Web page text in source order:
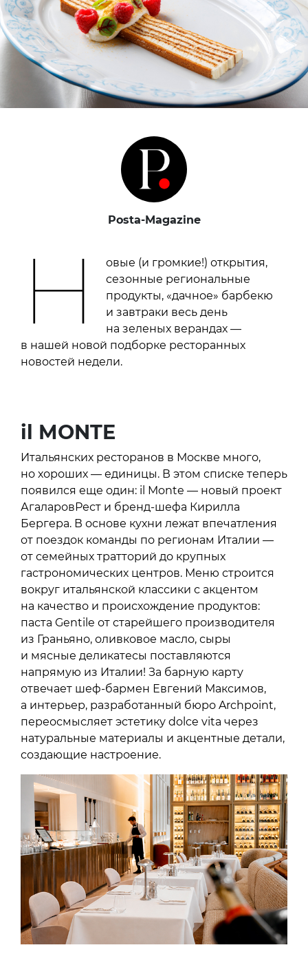
Posta-Magazine
Н
овые (и громкие!) открытия,
сезонные региональные
продукты, «дачное» барбекю
и завтраки весь день
на зеленых верандах —
в нашей новой подборке ресторанных
новостей недели.
il MONTE
Итальянских ресторанов в Москве много,
но хороших — единицы. В этом списке теперь
появился еще один: il Monte — новый проект
АгаларовРест и бренд-шефа Кирилла
Бергера. В основе кухни лежат впечатления
от поездок команды по регионам Италии —
от семейных тратторий до крупных
гастрономических центров. Меню строится
вокруг итальянской классики с акцентом
на качество и происхождение продуктов:
паста Gentile от старейшего производителя
из Граньяно, оливковое масло, сыры
и мясные деликатесы поставляются
напрямую из Италии! За барную карту
отвечает шеф-бармен Евгений Максимов,
а интерьер, разработанный бюро Archpoint,
переосмысляет эстетику dolce vita через
натуральные материалы и акцентные детали,
создающие настроение.